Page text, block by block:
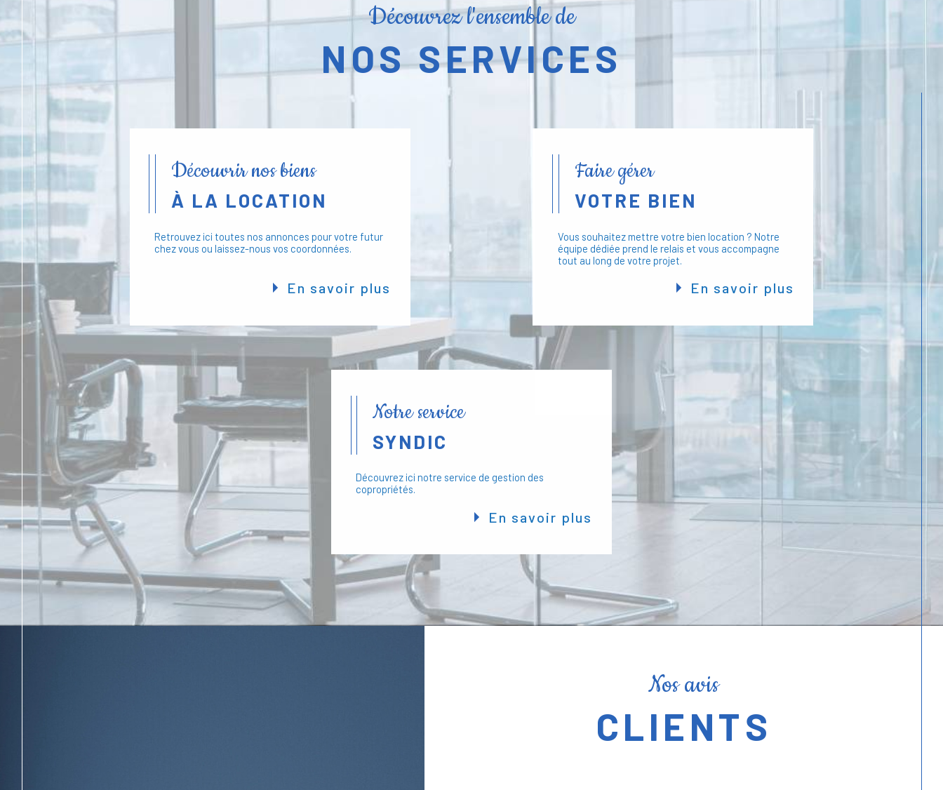
service exceptionnel et sur mesure. Que ce soit pour la gestion financière,
administrative ou technique de votre copropriété, nous sommes là pour vous
assurer une gestion sereine et efficace.
Syndic de Copropriété : Un Service de
Proximité et de Qualité
En tant que syndic de copropriété, nous mettons un point d'honneur à maintenir
une relation de proximité avec nos clients. Nous sommes engagés à garantir la
meilleure gestion possible de votre copropriété, avec une attention constante
aux détails et un suivi régulier. Notre objectif est d'assurer la pérennité et la
valorisation de votre patrimoine immobilier.
Approche Personnalisée
besoins spécifiques pour une gestion optimale.
Transparence et Communication
: Nous privilégions une
communication claire et régulière avec nos clients.
Utilisation des Technologies Modernes
: Nos outils
numériques facilitent la gestion et améliorent l'expérience client.
Contactez Syndimmogest
Pour en savoir plus sur nos services ou pour discuter de vos besoins en gestion
de copropriété, n'hésitez pas à nous contacter. Notre équipe est prête à vous
apporter son expertise et son accompagnement personnalisé.
Découvrez l'ensemble de
NOS SERVICES
Découvrir nos biens
À LA LOCATION
Retrouvez ici toutes nos annonces pour votre futur
chez vous ou laissez-nous vos coordonnées.
En savoir plus
Faire gérer
VOTRE BIEN
Vous souhaitez mettre votre bien location ? Notre
équipe dédiée prend le relais et vous accompagne
tout au long de votre projet.
En savoir plus
Notre service
SYNDIC
Découvrez ici notre service de gestion des
copropriétés.
En savoir plus
Nos avis
CLIENTS